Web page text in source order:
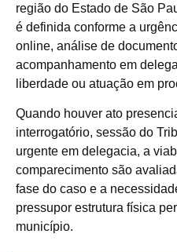
região do Estado de São
é definida conforme a
online, análise de
acompanhamento em
liberdade ou atuação em
Quando houver ato
interrogatório, sessão do
urgente em delegacia, a
comparecimento são
fase do caso e a
pressupor estrutura física
município.